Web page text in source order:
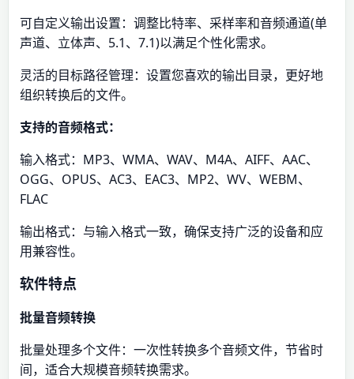
可自定义输出设置：调整比特率、采样率和音频通道(单
声道、立体声、5.1、7.1)以满足个性化需求。
灵活的目标路径管理：设置您喜欢的输出目录，更好地
组织转换后的文件。
支持的音频格式：
输入格式：MP3、WMA、WAV、M4A、AIFF、AAC、
OGG、OPUS、AC3、EAC3、MP2、WV、WEBM、
FLAC
输出格式：与输入格式一致，确保支持广泛的设备和应
用兼容性。
软件特点
批量音频转换
批量处理多个文件：一次性转换多个音频文件，节省时
间，适合大规模音频转换需求。